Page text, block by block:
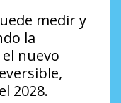
medir y
la
nuevo
2028.